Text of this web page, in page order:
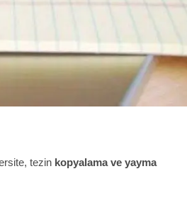
tezin kopyalama ve yayma